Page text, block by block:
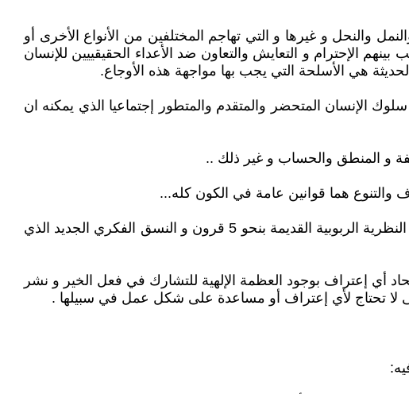
والنحل و غيرها و التي تهاجم المختلفين من الأنواع الأخرى أو
الإحترام و التعايش والتعاون ضد الأعداء الحقيقييين للإنسان
هي الأسلحة التي يجب بها مواجهة هذه الأوجاع.
الإنسان المتحضر والمتقدم والمتطور إجتماعيا الذي يمكنه ان
و المنطق والحساب و غير ذلك ..
والتنوع هما قوانين عامة في الكون كله...
و إسم (الربوبية الجديدة) الذي له دلالة دينية وجدناه في محيطنا بالمعنى الذي هو به متداول و إخترناه لنفرق به بين النظرية الربوبية القديمة بنحو 5 قرون و النسق الفكري الجديد الذي
أي إعتراف بوجود العظمة الإلهية للتشارك في فعل الخير و نشر
لا تحتاج لأي إعتراف أو مساعدة على شكل عمل في سبيلها .